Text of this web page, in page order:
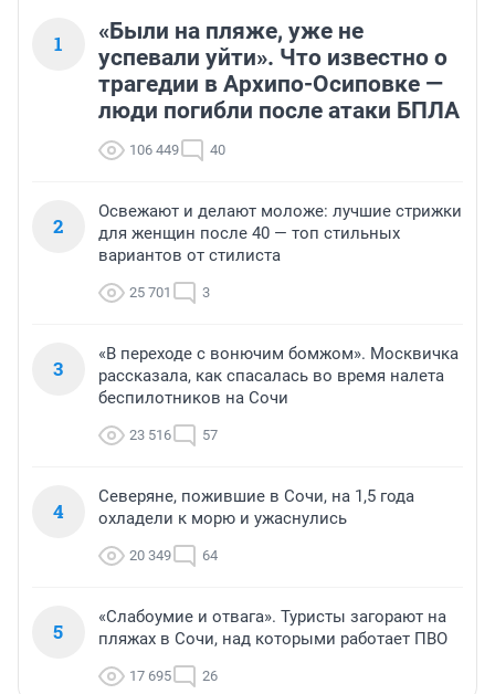
1
«Были на пляже, уже не
успевали уйти». Что известно о
трагедии в Архипо-Осиповке —
люди погибли после атаки БПЛА
106 449 40
2
Освежают и делают моложе: лучшие стрижки
для женщин после 40 — топ стильных
вариантов от стилиста
25 701 3
3
«В переходе с вонючим бомжом». Москвичка
рассказала, как спасалась во время налета
беспилотников на Сочи
23 516 57
4
Северяне, пожившие в Сочи, на 1,5 года
охладели к морю и ужаснулись
20 349 64
5
«Слабоумие и отвага». Туристы загорают на
пляжах в Сочи, над которыми работает ПВО
17 695 26